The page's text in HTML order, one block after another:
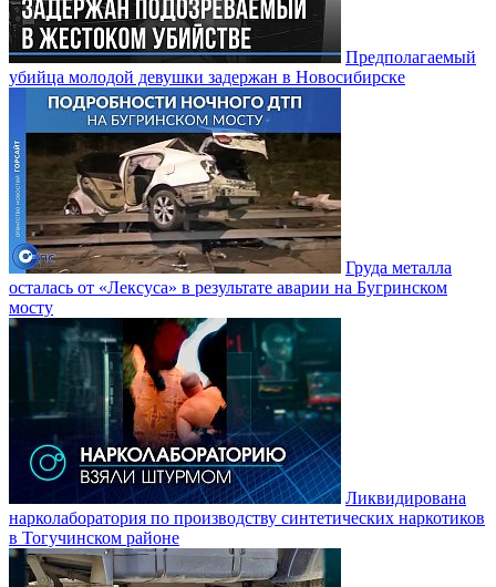
Предполагаемый
убийца молодой девушки задержан в Новосибирске
Груда металла
осталась от «Лексуса» в результате аварии на Бугринском
мосту
Ликвидирована
нарколаборатория по производству синтетических наркотиков
в Тогучинском районе